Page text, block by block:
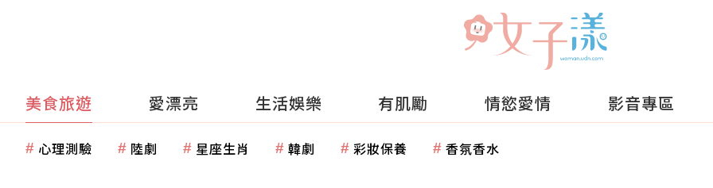
美食旅遊 愛漂亮 生活娛樂 有肌勵 情慾愛情 影音專區
心理測驗 陸劇 星座生肖 韓劇 彩妝保養 香氛香水